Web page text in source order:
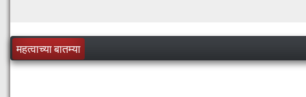
महत्वाच्या बातम्या